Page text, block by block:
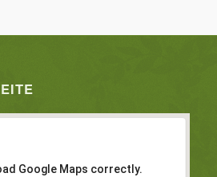
Google Maps correctly.